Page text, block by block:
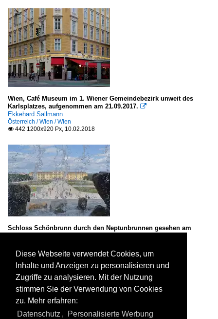
Wien, Café Museum im 1. Wiener Gemeindebezirk unweit des
Karlsplatzes, aufgenommen am 21.09.2017. 
Ekkehard Sallmann
Österreich / Wien / Wien
 442 1200x920 Px, 10.02.2018
Schloss Schönbrunn durch den Neptunbrunnen gesehen am
Österreich / Wien / Wien
399 1200x841 Px, 06.01.2017
Diese Webseite verwendet Cookies, um
Inhalte und Anzeigen zu personalisieren und
Zugriffe zu analysieren. Mit der Nutzung
stimmen Sie der Verwendung von Cookies
zu. Mehr erfahren:
Datenschutz , Personalisierte Werbung